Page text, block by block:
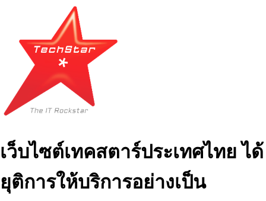
เว็บไซต์เทคสตาร์ประเทศไทย ได้
ยุติการให้บริการอย่างเป็น